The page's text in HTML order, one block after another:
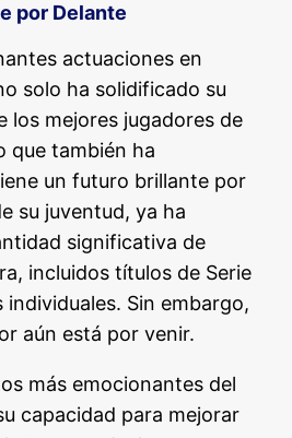
por Delante
actuaciones en
solo ha solidificado su
los mejores jugadores de
que también ha
un futuro brillante por
su juventud, ya ha
significativa de
incluidos títulos de Serie
individuales. Sin embargo,
aún está por venir.
más emocionantes del
capacidad para mejorar